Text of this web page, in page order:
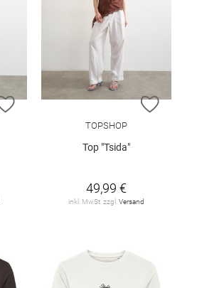
ZUR WUNSCHLISTE HINZUFÜGEN
ZUR
TOPSHOP
Top "Tsida"
49,99 €
inkl. MwSt. zzgl. Versand